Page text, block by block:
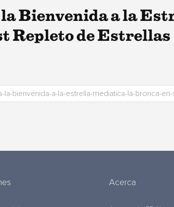
Bienvenida a la
Repleto de Estrellas
Acerca